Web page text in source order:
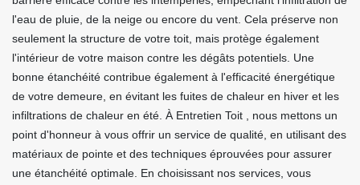
l'eau de pluie, de la neige ou encore du vent. Cela préserve non
seulement la structure de votre toit, mais protège également
l'intérieur de votre maison contre les dégâts potentiels. Une
bonne étanchéité contribue également à l'efficacité énergétique
de votre demeure, en évitant les fuites de chaleur en hiver et les
infiltrations de chaleur en été. À Entretien Toit , nous mettons un
point d'honneur à vous offrir un service de qualité, en utilisant des
matériaux de pointe et des techniques éprouvées pour assurer
une étanchéité optimale. En choisissant nos services, vous